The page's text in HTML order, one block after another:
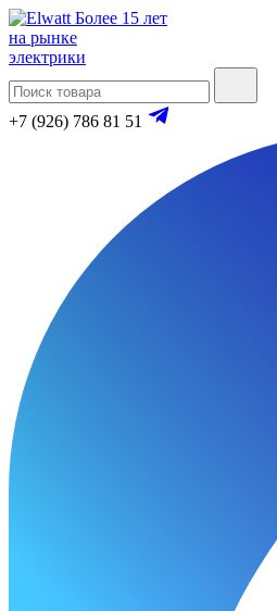
Более 15 лет
на рынке
электрики
+7 (926) 786 81 51